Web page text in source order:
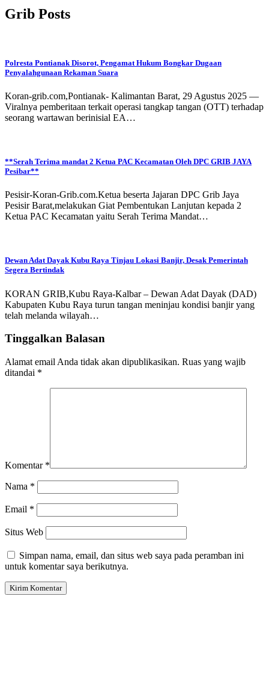
Grib Posts
Polresta Pontianak Disorot, Pengamat Hukum Bongkar Dugaan
Penyalahgunaan Rekaman Suara
Koran-grib.com,Pontianak- Kalimantan Barat, 29 Agustus 2025 —
Viralnya pemberitaan terkait operasi tangkap tangan (OTT) terhadap
seorang wartawan berinisial EA…
**Serah Terima mandat 2 Ketua PAC Kecamatan Oleh DPC GRIB JAYA
Pesibar**
Pesisir-Koran-Grib.com.Ketua beserta Jajaran DPC Grib Jaya
Pesisir Barat,melakukan Giat Pembentukan Lanjutan kepada 2
Ketua PAC Kecamatan yaitu Serah Terima Mandat…
Dewan Adat Dayak Kubu Raya Tinjau Lokasi Banjir, Desak Pemerintah
Segera Bertindak
KORAN GRIB,Kubu Raya-Kalbar – Dewan Adat Dayak (DAD)
Kabupaten Kubu Raya turun tangan meninjau kondisi banjir yang
telah melanda wilayah…
Tinggalkan Balasan
Alamat email Anda tidak akan dipublikasikan. Ruas yang wajib
ditandai *
Komentar *
Nama *
Email *
Situs Web
Simpan nama, email, dan situs web saya pada peramban ini
untuk komentar saya berikutnya.